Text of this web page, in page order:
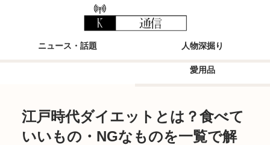
ニュース・話題 人物深掘り
愛用品
江戸時代ダイエットとは？食べて
いいもの・NGなものを一覧で解